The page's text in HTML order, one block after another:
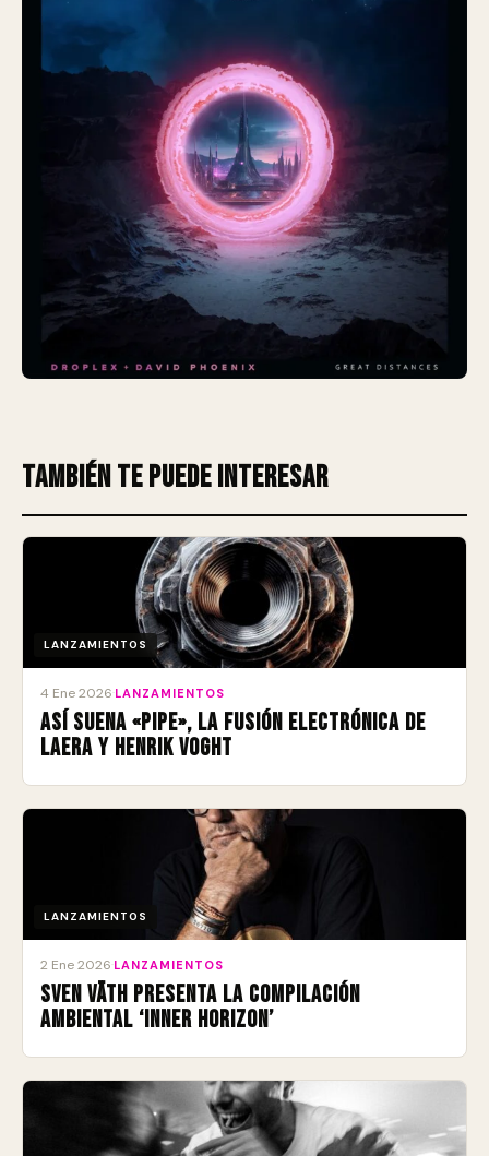
También te puede interesar
LANZAMIENTOS
4 Ene 2026 LANZAMIENTOS
Así suena «Pipe», la fusión electrónica de
Laera y Henrik Voght
LANZAMIENTOS
2 Ene 2026 LANZAMIENTOS
Sven Väth presenta la compilación
ambiental ‘Inner Horizon’